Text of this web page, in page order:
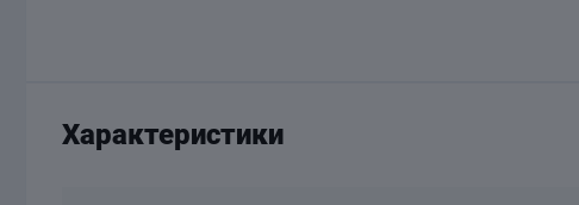
Характеристики